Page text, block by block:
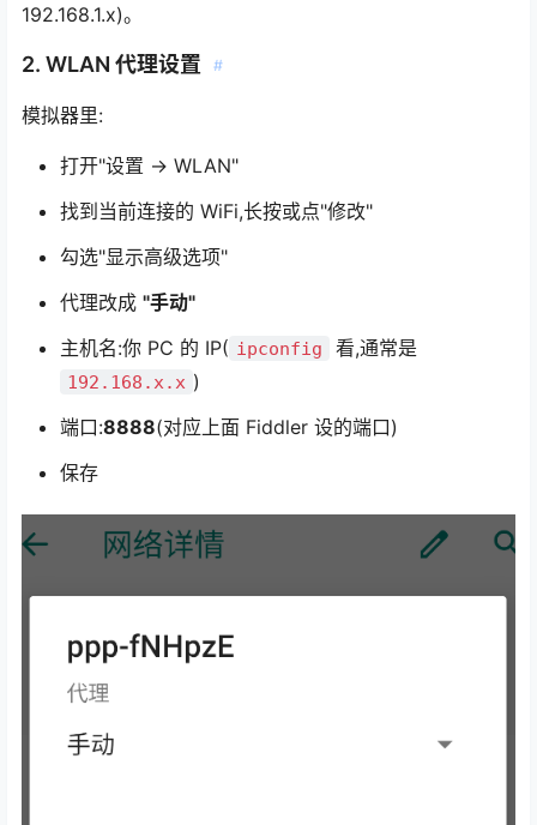
192.168.1.x)。
2. WLAN 代理设置 #
模拟器里:
打开"设置 → WLAN"
找到当前连接的 WiFi,长按或点"修改"
勾选"显示高级选项"
代理改成 "手动"
主机名:你 PC 的 IP( ipconfig 看,通常是
192.168.x.x )
端口:8888(对应上面 Fiddler 设的端口)
保存